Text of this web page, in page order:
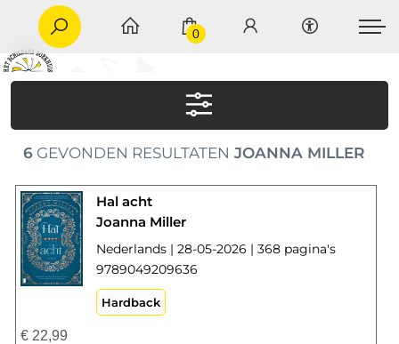
0
6GEVONDEN RESULTATEN JOANNA MILLER
Hal acht
Joanna Miller
Nederlands | 28-05-2026 | 368 pagina's
9789049209636
Hardback
€22,99